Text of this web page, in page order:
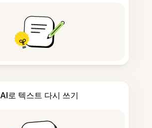
AI로 텍스트 다시 쓰기